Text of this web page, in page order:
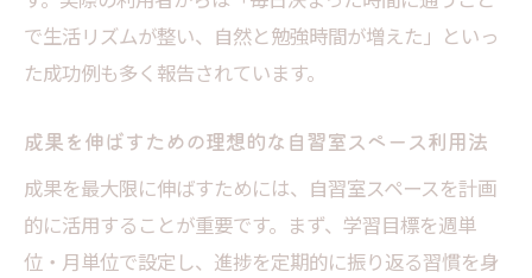
で生活リズムが整い、自然と勉強時間が増えた」といっ
た成功例も多く報告されています。
成果を伸ばすための理想的な自習室スペース利用法
成果を最大限に伸ばすためには、自習室スペースを計画
的に活用することが重要です。まず、学習目標を週単
位・月単位で設定し、進捗を定期的に振り返る習慣を身